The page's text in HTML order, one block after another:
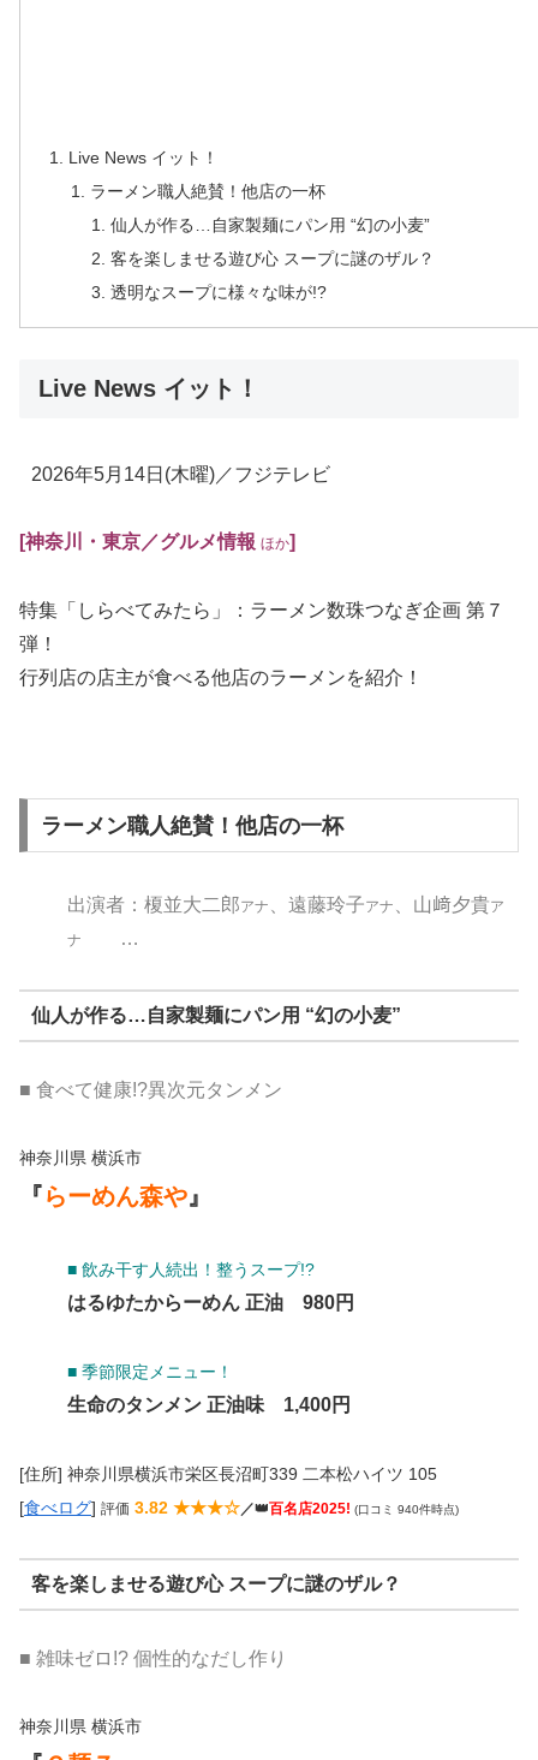
Live News イット！
ラーメン職人絶賛！他店の一杯
仙人が作る…自家製麺にパン用 “幻の小麦”
客を楽しませる遊び心 スープに謎のザル？
透明なスープに様々な味が!?
Live News イット！
2026年5月14日 (木曜) ／フジテレビ
[神奈川・東京／グルメ情報 ほか]
特集「しらべてみたら」：ラーメン数珠つなぎ企画 第７
弾！
行列店の店主が食べる他店のラーメンを紹介！
ラーメン職人絶賛！他店の一杯
出演者：榎並大二郎アナ 、遠藤玲子アナ 、山﨑夕貴ア
ナ
…
仙人が作る…自家製麺にパン用 “幻の小麦”
■ 食べて健康!?異次元タンメン
神奈川県 横浜市
『らーめん森や』
■ 飲み干す人続出！整うスープ!?
はるゆたからーめん 正油 980円
■ 季節限定メニュー！
生命のタンメン 正油味 1,400円
[住所] 神奈川県横浜市栄区長沼町339 二本松ハイツ 105
[食べログ] 評価 3.82 ★★★☆ ／👑百名店2025! (口コミ 940件時点)
客を楽しませる遊び心 スープに謎のザル？
■ 雑味ゼロ!? 個性的なだし作り
神奈川県 横浜市